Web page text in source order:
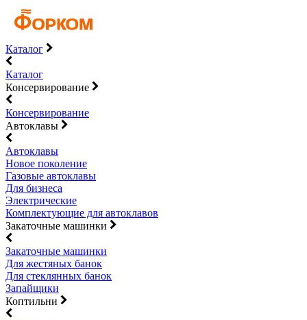
Каталог
Каталог
Консервирование
Консервирование
Автоклавы
Автоклавы
Новое поколение
Газовые автоклавы
Для бизнеса
Электрические
Комплектующие для автоклавов
Закаточные машинки
Закаточные машинки
Для жестяных банок
Для стеклянных банок
Запайщики
Коптильни